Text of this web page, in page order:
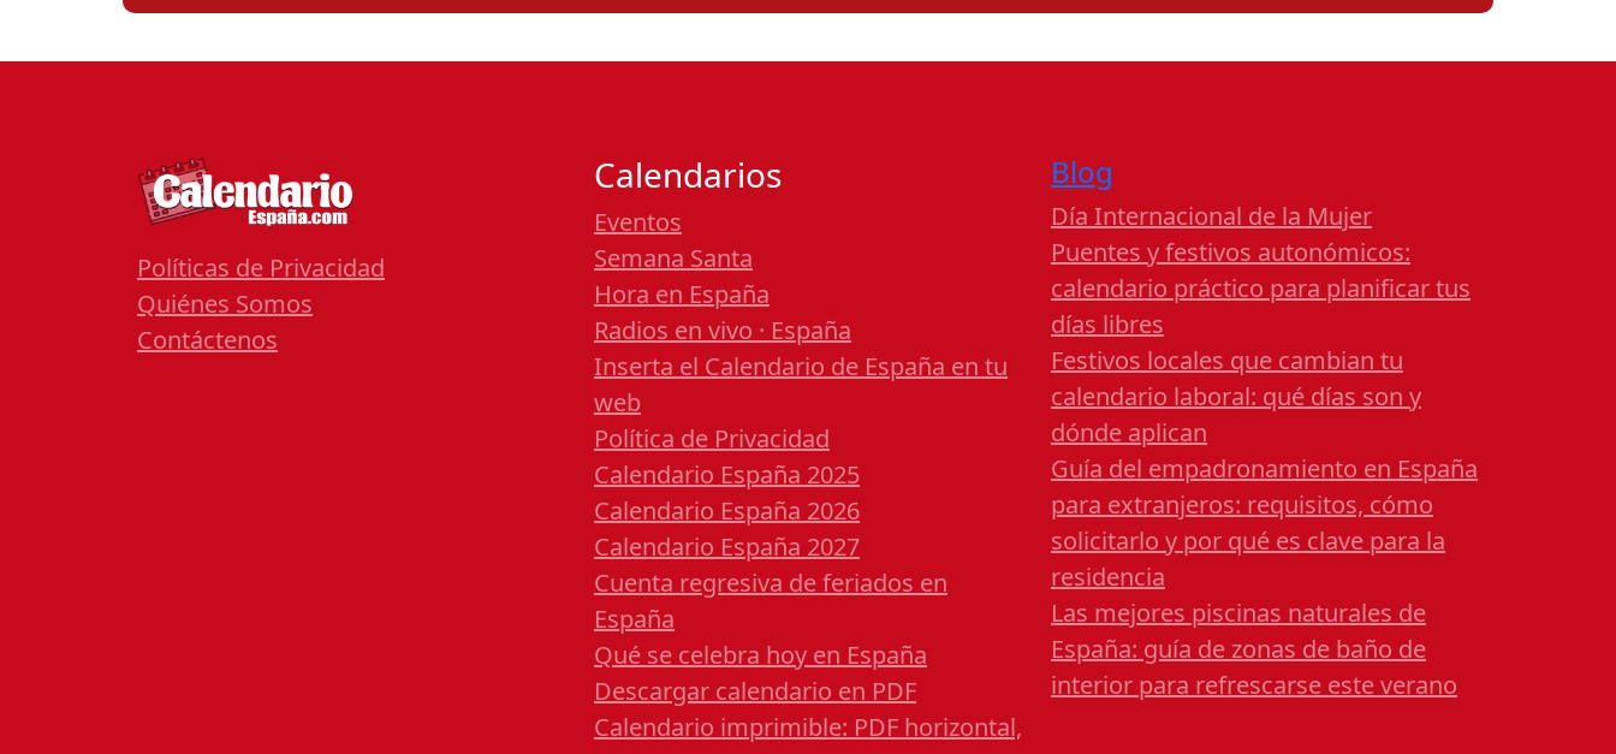
Políticas de Privacidad
Quiénes Somos
Contáctenos
Calendarios
Eventos
Semana Santa
Hora en España
Radios en vivo · España
Inserta el Calendario de España en tu
web
Política de Privacidad
Calendario España 2025
Calendario España 2026
Calendario España 2027
Cuenta regresiva de feriados en
España
Qué se celebra hoy en España
Descargar calendario en PDF
Calendario imprimible: PDF horizontal,
Blog
Día Internacional de la Mujer
Puentes y festivos autonómicos:
calendario práctico para planificar tus
días libres
Festivos locales que cambian tu
calendario laboral: qué días son y
dónde aplican
Guía del empadronamiento en España
para extranjeros: requisitos, cómo
solicitarlo y por qué es clave para la
residencia
Las mejores piscinas naturales de
España: guía de zonas de baño de
interior para refrescarse este verano